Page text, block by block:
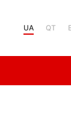
UA QT